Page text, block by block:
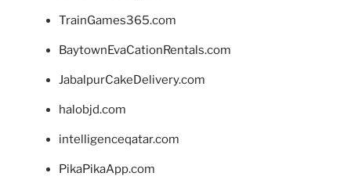
TrainGames365.com
BaytownEvaCationRentals.com
JabalpurCakeDelivery.com
halobjd.com
intelligenceqatar.com
PikaPikaApp.com